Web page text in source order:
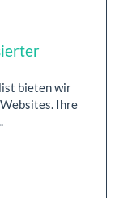
bieten wir
Ihre